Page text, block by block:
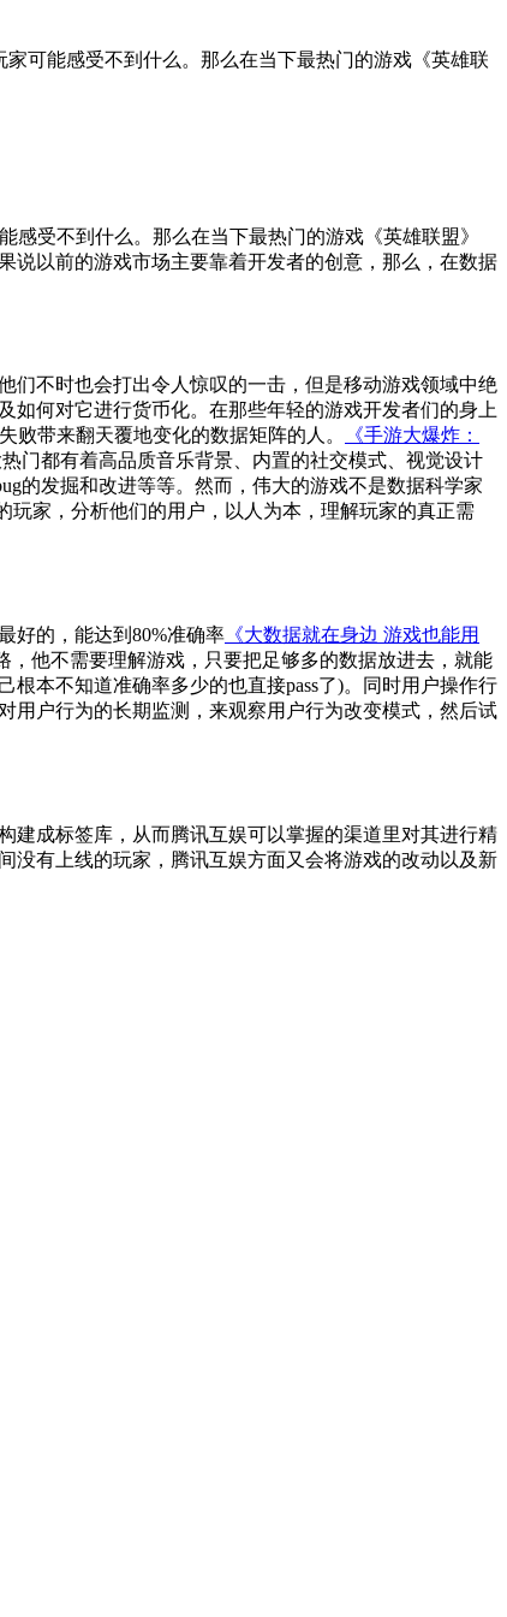
家可能感受不到什么。那么在当下最热门的游戏《英雄联
感受不到什么。那么在当下最热门的游戏《英雄联盟》
说以前的游戏市场主要靠着开发者的创意，那么，在数据
们不时也会打出令人惊叹的一击，但是移动游戏领域中绝
如何对它进行货币化。在那些年轻的游戏开发者们的身上
败带来翻天覆地变化的数据矩阵的人。
《手游大爆炸：
门都有着高品质音乐背景、内置的社交模式、视觉设计
的发掘和改进等等。然而，伟大的游戏不是数据科学家
玩家，分析他们的用户，以人为本，理解玩家的真正需
好的，能达到80%准确率 《大数据就在身边 游戏也能用
，他不需要理解游戏，只要把足够多的数据放进去，就能
本不知道准确率多少的也直接pass了)。同时用户操作行
用户行为的长期监测，来观察用户行为改变模式，然后试
建成标签库，从而腾讯互娱可以掌握的渠道里对其进行精
没有上线的玩家，腾讯互娱方面又会将游戏的改动以及新